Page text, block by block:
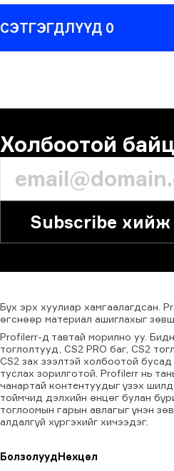
СЭТГЭГДЛҮҮД 0
Холбоотой
Subscribe хийж
Бүх эрх хуулиар хамгаалагдсан.
өгснөөр материал ашиглахыг
Profilerr-д тавтай морилно уу.
тоглолтууд, CS2 PRO баг, CS2
CS2 зах зээлтэй холбоотой
туслах зорилготой. Profilerr нь
чанартай контентуудыг үзэх
тоймчид дэлхийн өнцөг булан
тоглоомын гарын авлагыг үнэн
алдалгүй хүргэхийг хичээдэг.
БолзолуудНөхцөл